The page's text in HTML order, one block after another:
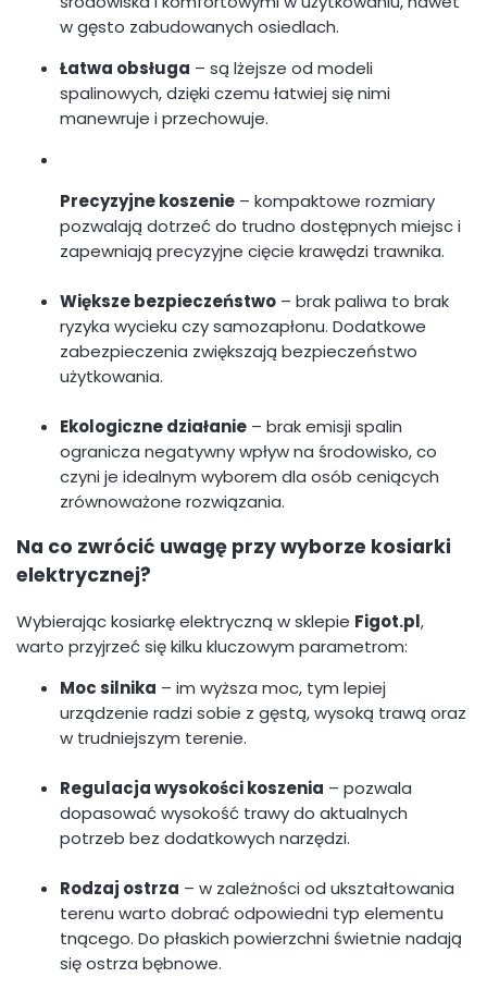
w gęsto zabudowanych osiedlach.
Łatwa obsługa – są lżejsze od modeli
spalinowych, dzięki czemu łatwiej się nimi
manewruje i przechowuje.
Precyzyjne koszenie – kompaktowe rozmiary
pozwalają dotrzeć do trudno dostępnych miejsc i
zapewniają precyzyjne cięcie krawędzi trawnika.
Większe bezpieczeństwo – brak paliwa to brak
ryzyka wycieku czy samozapłonu. Dodatkowe
zabezpieczenia zwiększają bezpieczeństwo
użytkowania.
Ekologiczne działanie – brak emisji spalin
ogranicza negatywny wpływ na środowisko, co
czyni je idealnym wyborem dla osób ceniących
zrównoważone rozwiązania.
Na co zwrócić uwagę przy wyborze kosiarki
elektrycznej?
Wybierając kosiarkę elektryczną w sklepie Figot.pl,
warto przyjrzeć się kilku kluczowym parametrom:
Moc silnika – im wyższa moc, tym lepiej
urządzenie radzi sobie z gęstą, wysoką trawą oraz
w trudniejszym terenie.
Regulacja wysokości koszenia – pozwala
dopasować wysokość trawy do aktualnych
potrzeb bez dodatkowych narzędzi.
Rodzaj ostrza – w zależności od ukształtowania
terenu warto dobrać odpowiedni typ elementu
tnącego. Do płaskich powierzchni świetnie nadają
się ostrza bębnowe.